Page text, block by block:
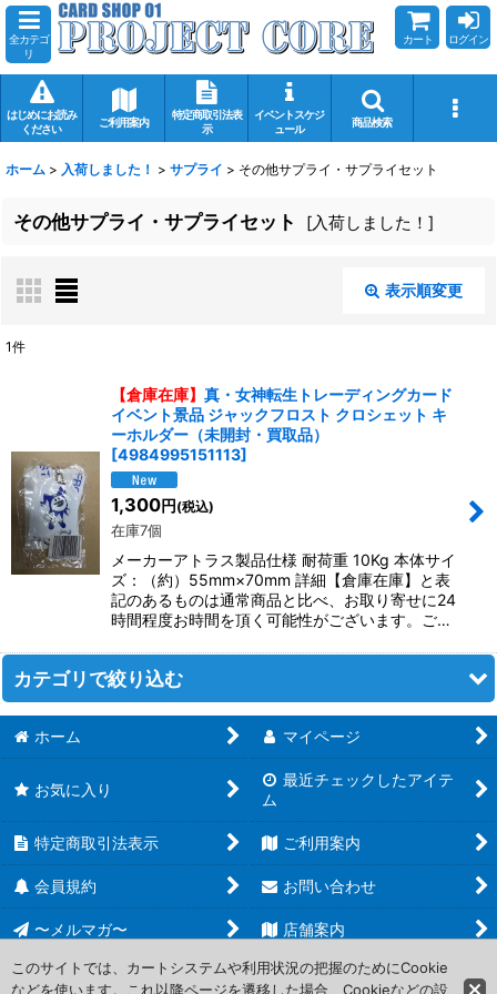
全カテゴ
リ
カート ログイン
はじめにお読み
ください
ご利用案内
特定商取引法表
示
イベントスケジ
ュール
商品検索
ホーム > 入荷しました！ > サプライ > その他サプライ・サプライセット
その他サプライ・サプライセット [入荷しました！ ]
表示順変更
在庫あり
並び順:
1件
【倉庫在庫】 真・女神転生トレーディングカード
イベント景品 ジャックフロスト クロシェット キ
ーホルダー（未開封・買取品）
[4984995151113]
1,300円 (税込)
在庫7個
メーカーアトラス製品仕様 耐荷重 10Kg 本体サイ
ズ：（約）55mm×70mm 詳細【倉庫在庫】と表
記のあるものは通常商品と比べ、お取り寄せに24
時間程度お時間を頂く可能性がございます。ご…
カテゴリで絞り込む
サプライ (全商品)
予約受付中商品
プロジェクトコア オリジナルスリーブ
ブロッコリースリーブコレクション
ブロッコリースリーブプロテクター
ブロッコリーカードボックスコレクション
ホーム マイページ
お気に入り
最近チェックしたアイテ
ム
特定商取引法表示 ご利用案内
会員規約 お問い合わせ
〜メルマガ〜 店舗案内
このサイトでは、カートシステムや利用状況の把握のためにCookie
などを使います。これ以降ページを遷移した場合、Cookieなどの設